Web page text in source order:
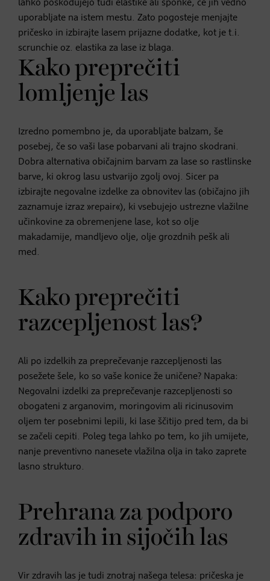
lahko poškodujejo tudi elastike ali sponke, če jih vedno
uporabljate na istem mestu. Zato pogosteje menjajte
pričesko in izbirajte lasem prijazne dodatke, kot je t.i.
scrunchie oz. elastika za lase iz blaga.
Kako preprečiti
lomljenje las
Izredno pomembno je, da uporabljate balzam, še
posebej, če so vaši lase pobarvani ali trajno skodrani.
Dobra alternativa običajnim barvam za lase so rastlinske
barve, ki okrog lasu ustvarijo zgolj ovoj. Sicer pa
izbirajte negovalne izdelke za obnovitev las (običajno jih
zaznamuje izraz »repair«), ki vsebujejo ustrezne vlažilne
učinkovine za obremenjene lase, kot so olje
makadamije, mandljevo olje, olje grozdnih pešk ali
med.
Kako preprečiti
razcepljenost las?
Ali po izdelkih za preprečevanje razcepljenosti las
posežete šele, ko so vaše konice že uničene? Napaka:
Negovalni izdelki za preprečevanje razcepljenosti so
obogateni z arganovim, moringovim ali ricinusovim
oljem ter posebnimi lepili, ki lase ščitijo pred tem, da bi
se začeli cepiti. Poleg tega lahko po tem, ko jih umijete,
nanje preventivno nanesete vlažilna olja in tako zaprete
lasno strukturo.
Prehrana za podporo
zdravih in sijočih las
Vir zdravih las je tudi znotraj našega telesa: pričeska je